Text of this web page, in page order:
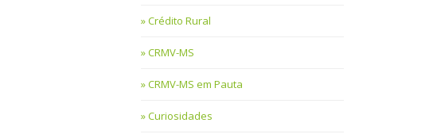
Crédito Rural
CRMV-MS
CRMV-MS em Pauta
Curiosidades